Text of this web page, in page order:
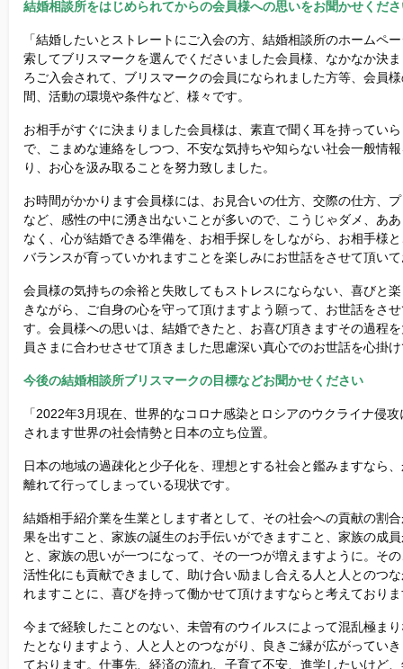
結婚相談所をはじめられてからの会員様への思いをお聞かせくだ
「結婚したいとストレートにご入会の方、結婚相談所のホームペ
索してブリスマークを選んでくださいました会員様、なかなか決
ろご入会されて、ブリスマークの会員になられました方等、会員
間、活動の環境や条件など、様々です。
お相手がすぐに決まりました会員様は、素直で聞く耳を持ってい
で、こまめな連絡をしつつ、不安な気持ちや知らない社会一般情
り、お心を汲み取ることを努力致しました。
お時間がかかります会員様には、お見合いの仕方、交際の仕方、
など、感性の中に湧き出ないことが多いので、こうじゃダメ、あ
なく、心が結婚できる準備を、お相手探しをしながら、お相手様
バランスが育っていかれますことを楽しみにお世話をさせて頂い
会員様の気持ちの余裕と失敗してもストレスにならない、喜びと
きながら、ご自身の心を守って頂けますよう願って、お世話をさ
す。会員様への思いは、結婚できたと、お喜び頂きますその過程
員さまに合わせさせて頂きました思慮深い真心でのお世話を心掛
今後の結婚相談所ブリスマークの目標などお聞かせください
「2022年3月現在、世界的なコロナ感染とロシアのウクライナ侵
されます世界の社会情勢と日本の立ち位置。
日本の地域の過疎化と少子化を、理想とする社会と鑑みますなら
離れて行ってしまっている現状です。
結婚相手紹介業を生業とします者として、その社会への貢献の割
果を出すこと、家族の誕生のお手伝いができますこと、家族の成
と、家族の思いが一つになって、その一つが増えますように。そ
活性化にも貢献できまして、助け合い励まし合える人と人とのつ
れますことに、喜びを持って働かせて頂けますならと考えており
今まで経験したことのない、未曽有のウイルスによって混乱極ま
たとなりますよう、人と人とのつながり、良きご縁が広がってい
ております。仕事先、経済の流れ、子育て不安、進学したいけど